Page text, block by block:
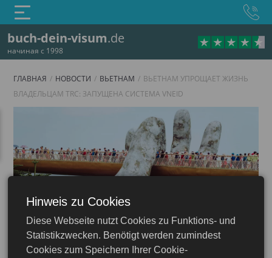
buch-dein-visum.de
начиная с 1998
Вьетнам
ГЛАВНАЯ НОВОСТИ ВЬЕТНАМ
ВЬЕТНАМ УПРОЩАЕТ ЖИЗНЬ
ВЛАДЕЛЬЦАМ TRC: ЗАПУЩЕНА СИСТЕМА VNEID
Hinweis zu Cookies
Diese Webseite nutzt Cookies zu Funktions- und
Statistikzwecken. Benötigt werden zumindest
Cookies zum Speichern Ihrer Cookie-